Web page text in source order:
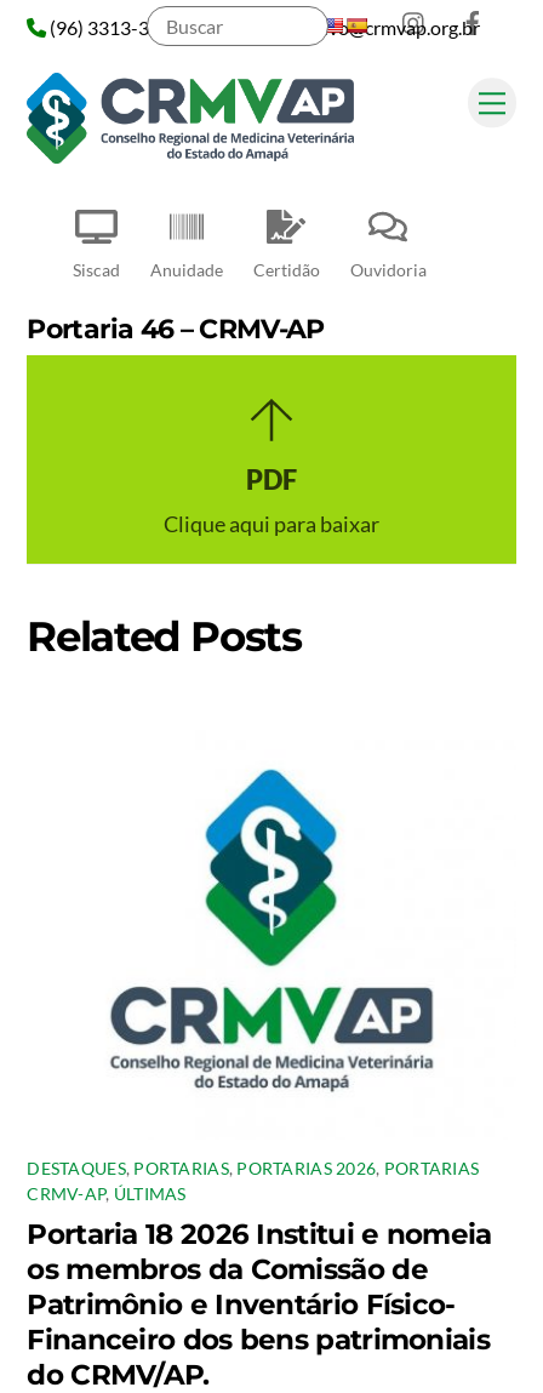
Skip
content
Siscad Anuidade Certidão Ouvidoria
Instagram
(96) 3313-3313
administrativo@crmvap.org.br
Pesquisar
Portaria 46 – CRMV-AP
PDF
Clique aqui para baixar
Related Posts
DESTAQUES, PORTARIAS, PORTARIAS 2026, PORTARIAS
CRMV-AP, ÚLTIMAS
Portaria 18 2026 Institui e nomeia
os membros da Comissão de
Patrimônio e Inventário Físico-
Financeiro dos bens patrimoniais
do CRMV/AP.